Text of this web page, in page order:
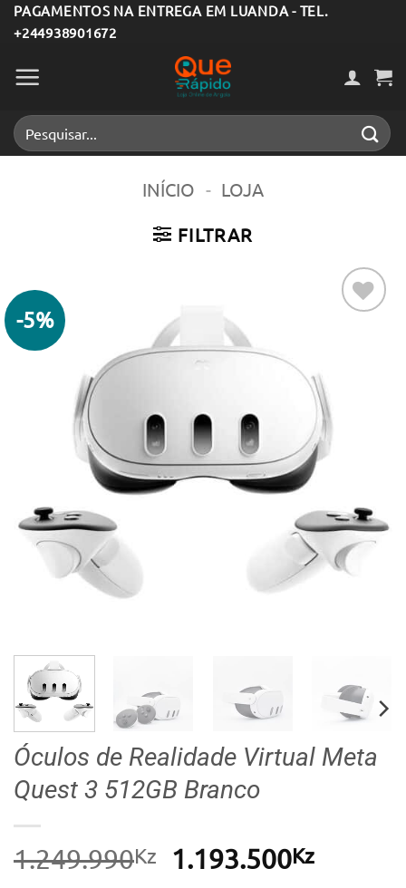
Skip
to
content
PAGAMENTOS NA ENTREGA EM LUANDA - TEL.
+244938901672
Pesquisar
por:
INÍCIO - LOJA
FILTRAR
-5%
desejos
Óculos de Realidade Virtual Meta
Quest 3 512GB Branco
1.249.990Kz
O
1.193.500KzO